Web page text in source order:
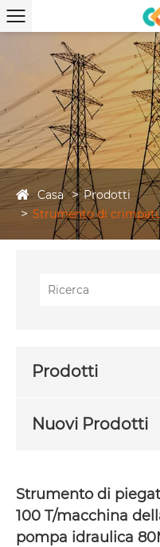
Casa
Prodotti
Strumento di
Prodotti
Nuovi Prodotti
Strumento di
100 T/macchina
pompa idraulica